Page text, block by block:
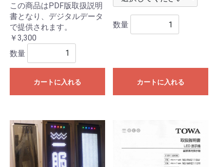
この商品はPDF版取扱説明
書となり、デジタルデータ
で提供されます。
￥3,300
数量
カートに入れる
数量
カートに入れる